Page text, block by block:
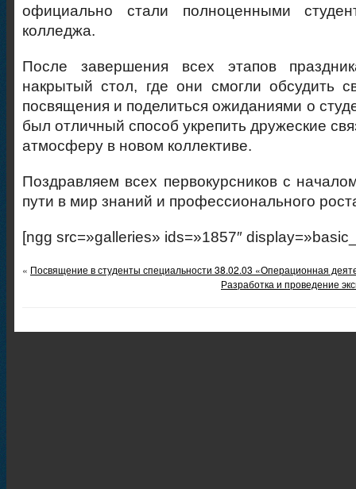
официально стали полноценными
колледжа.
После завершения всех этапов
накрытый стол, где они смогли обсудить
посвящения и поделиться ожиданиями о
был отличный способ укрепить дружеские
атмосферу в новом коллективе.
Поздравляем всех первокурсников с
пути в мир знаний и профессионального
[ngg src=»galleries» ids=»1857″
« Посвящение в студенты специальности 38.02.03 «Операционная
Разработка и проведение